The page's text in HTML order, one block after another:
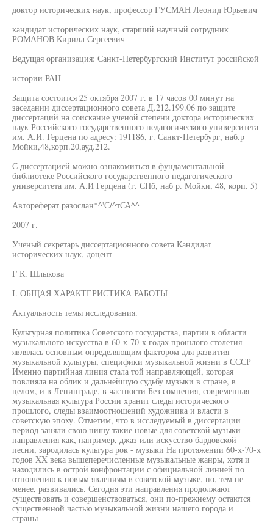
доктор исторических наук, профессор ГУСМАН Леонид Юрьевич
кандидат исторических наук, старший научный сотрудник
РОМАНОВ Кирилл Сергеевич
Ведущая организация: Санкт-Петербургский Институт российской
истории РАН
Защита состоится 25 октября 2007 г. в 17 часов 00 минут на
заседании диссертационного совета Д.212.199.06 по защите
диссертаций на соискание ученой степени доктора исторических
наук Российского государственного педагогического университета
им. А.И. Герцена по адресу: 191186, г. Санкт-Петербург, наб.р
Мойки,48,корп.20,ауд.212.
С диссертацией можно ознакомиться в фундаментальной
библиотеке Российского государственного педагогического
университета им. А.И Герцена (г. СПб, наб р. Мойки, 48, корп. 5)
Автореферат разослан*^'С/^тСА^^
2007 г.
Ученый секретарь диссертационного совета Кандидат
исторических наук, доцент
Г К. Шлыкова
I. ОБЩАЯ ХАРАКТЕРИСТИКА РАБОТЫ
Актуальность темы исследования.
Культурная политика Советского государства, партии в области
музыкального искусства в 60-х-70-х годах прошлого столетия
являлась основным определяющим фактором для развития
музыкальной культуры, специфики музыкальной жизни в СССР
Именно партийная линия стала той направляющей, которая
повлияла на облик и дальнейшую судьбу музыки в стране, в
целом, и в Ленинграде, в частности Без сомнения, современная
музыкальная культура России хранит следы исторического
прошлого, следы взаимоотношений художника и власти в
советскую эпоху. Отметим, что в исследуемый в диссертации
период заняли свою нишу такие новые для советской музыки
направления как, например, джаз или искусство бардовской
песни, зародилась культура рок - музыки На протяжении 60-х-70-х
годов XX века вышеперечисленные музыкальные жанры, хотя и
находились в острой конфронтации с официальной линией по
отношению к новым явлениям в советской музыке, но, тем не
менее, развивались. Сегодня эти направления продолжают
существовать и совершенствоваться, они по-прежнему остаются
существенной частью музыкальной жизни нашего города и
страны